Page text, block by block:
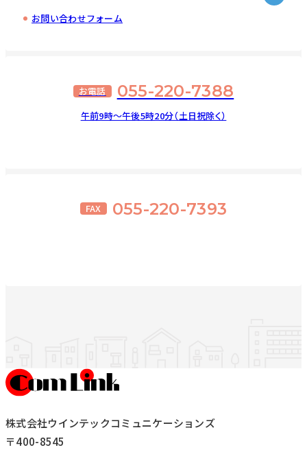
お問い合わせフォーム
お電話 055-220-7388
午前9時～午後5時20分（土日祝除く）
FAX 055-220-7393
株式会社ウインテックコミュニケーションズ
〒400-8545